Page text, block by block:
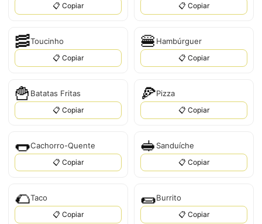
📋 Copiar 📋 Copiar
🥓Toucinho
📋 Copiar
🍔 Hambúrguer
📋 Copiar
🍟 Batatas Fritas
📋 Copiar
🍕Pizza
📋 Copiar
🌭Cachorro-Quente
📋 Copiar
🥪 Sanduíche
📋 Copiar
🌮Taco
📋 Copiar
🌯Burrito
📋 Copiar